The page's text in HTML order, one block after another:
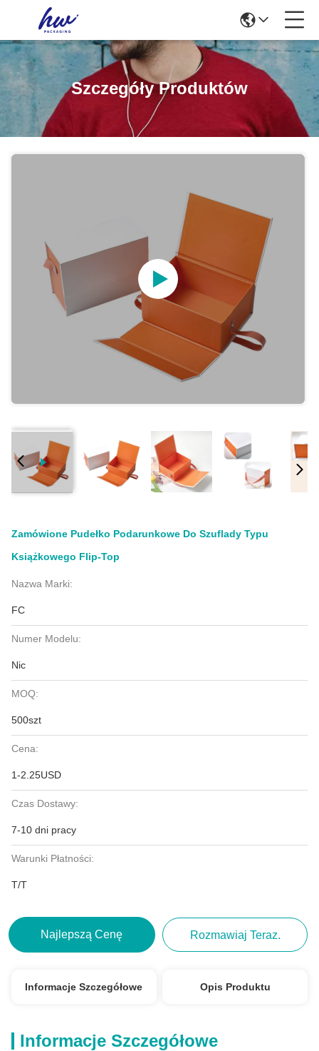
Szczegóły Produktów
Zamówione Pudełko Podarunkowe Do Szuflady Typu
Książkowego Flip-Top
Nazwa Marki:
FC
Numer Modelu:
Nic
MOQ:
500szt
Cena:
1-2.25USD
Czas Dostawy:
7-10 dni pracy
Warunki Płatności:
T/T
Najlepszą Cenę Rozmawiaj Teraz.
Informacje Szczegółowe Opis Produktu
Informacje Szczegółowe